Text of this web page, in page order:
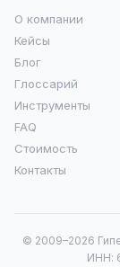
О компании
Кейсы
Блог
Глоссарий
Инструменты
FAQ
Стоимость
Контакты
© 2009–2026
ИНН: